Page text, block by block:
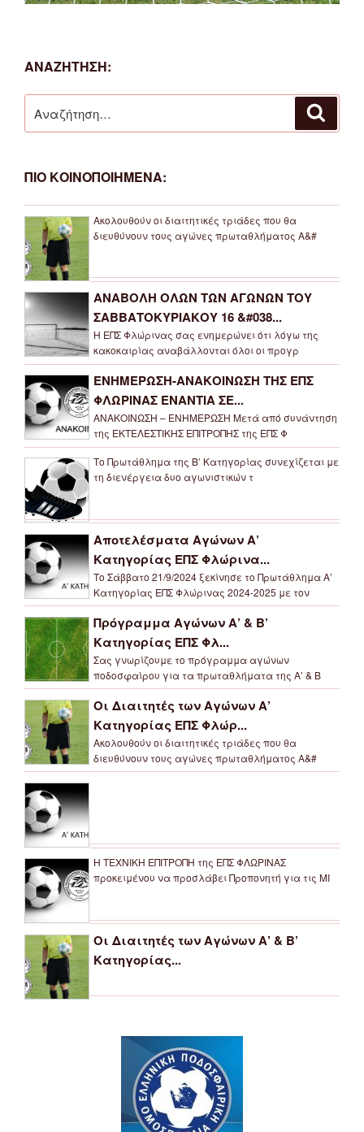
ΑΝΑΖΗΤΗΣΗ:
για:
ΠΙΟ ΚΟΙΝΟΠΟΙΗΜΕΝΑ:
Ακολουθούν οι διαιτητικές τριάδες που θα
διευθύνουν τους αγώνες πρωταθλήματος Α&#
ΑΝΑΒΟΛΗ ΟΛΩΝ ΤΩΝ ΑΓΩΝΩΝ ΤΟΥ
ΣΑΒΒΑΤΟΚΥΡΙΑΚΟΥ 16 &#038...
Η ΕΠΣ Φλώρινας σας ενημερώνει ότι λόγω της
κακοκαιρίας αναβάλλονται όλοι οι προγρ
ΕΝΗΜΕΡΩΣΗ-ΑΝΑΚΟΙΝΩΣΗ ΤΗΣ ΕΠΣ
ΦΛΩΡΙΝΑΣ ΕΝΑΝΤΙΑ ΣΕ...
ΑΝΑΚΟΙΝΩΣΗ – ΕΝΗΜΕΡΩΣΗ Μετά από συνάντηση
της ΕΚΤΕΛΕΣΤΙΚΗΣ ΕΠΙΤΡΟΠΗΣ της ΕΠΣ Φ
Το Πρωτάθλημα της Β’ Κατηγορίας συνεχίζεται με
τη διενέργεια δυο αγωνιστικών τ
Αποτελέσματα Αγώνων Α’
Κατηγορίας ΕΠΣ Φλώρινα...
Το Σάββατο 21/9/2024 ξεκίνησε το Πρωτάθλημα Α’
Κατηγορίας ΕΠΣ Φλώρινας 2024-2025 με τον
Πρόγραμμα Αγώνων Α’ & Β’
Κατηγορίας ΕΠΣ Φλ...
Σας γνωρίζουμε το πρόγραμμα αγώνων
ποδοσφαίρου για τα πρωταθλήματα της Α’ & Β
Οι Διαιτητές των Αγώνων Α’
Κατηγορίας ΕΠΣ Φλώρ...
Ακολουθούν οι διαιτητικές τριάδες που θα
διευθύνουν τους αγώνες πρωταθλήματος Α&#
Η ΤΕΧΝΙΚΗ ΕΠΙΤΡΟΠΗ της ΕΠΣ ΦΛΩΡΙΝΑΣ
προκειμένου να προσλάβει Προπονητή για τις ΜΙ
Οι Διαιτητές των Αγώνων Α’ & Β’
Κατηγορίας...